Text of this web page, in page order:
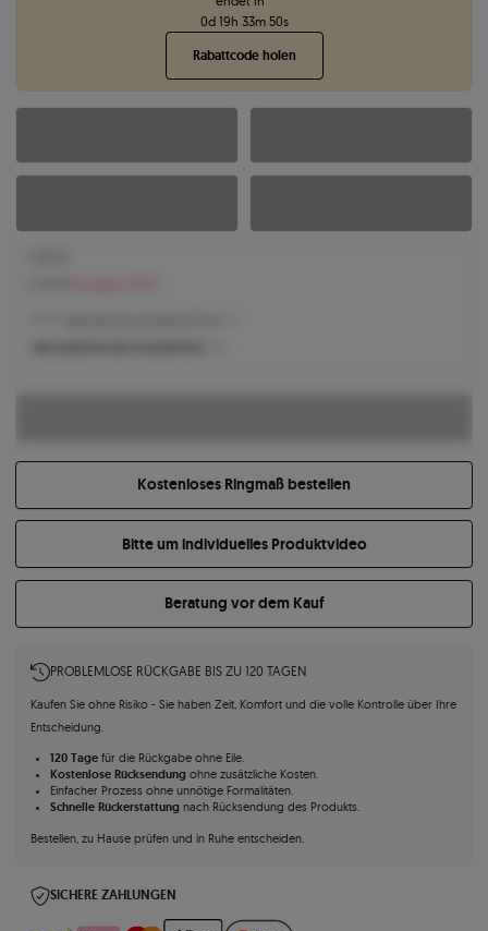
0d 19h 33m 49s
Rabattcode holen
Kostenloses Ringmaß bestellen
Bitte um individuelles Produktvideo
Beratung vor dem Kauf
PROBLEMLOSE RÜCKGABE BIS ZU 120 TAGEN
Kaufen Sie ohne Risiko - Sie haben Zeit, Komfort und die volle Kontrolle über Ihre
Entscheidung.
120 Tagefür die Rückgabe ohne Eile.
Kostenlose Rücksendungohne zusätzliche Kosten.
Einfacher Prozess ohne unnötige Formalitäten.
Schnelle Rückerstattungnach Rücksendung des Produkts.
Bestellen, zu Hause prüfen und in Ruhe entscheiden.
SICHERE ZAHLUNGEN